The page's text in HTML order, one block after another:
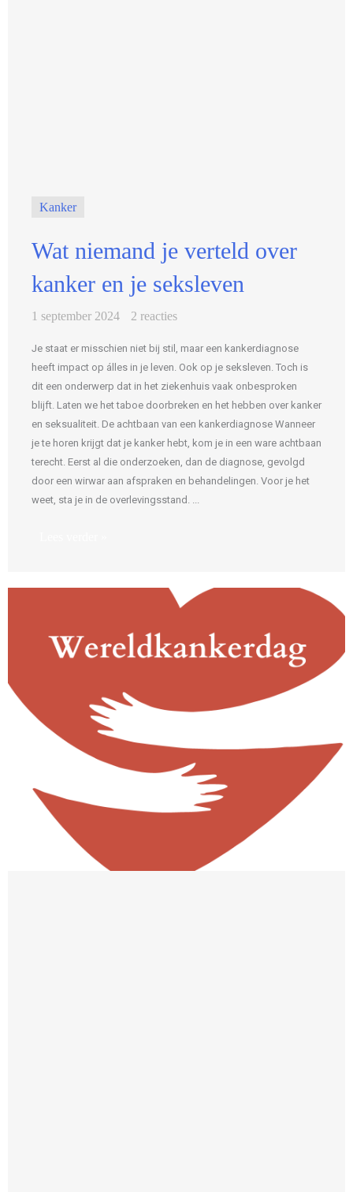
Kanker
Wat niemand je verteld over
kanker en je seksleven
1 september 2024 2 reacties
Je staat er misschien niet bij stil, maar een kankerdiagnose
heeft impact op álles in je leven. Ook op je seksleven. Toch is
dit een onderwerp dat in het ziekenhuis vaak onbesproken
blijft. Laten we het taboe doorbreken en het hebben over kanker
en seksualiteit. De achtbaan van een kankerdiagnose Wanneer
je te horen krijgt dat je kanker hebt, kom je in een ware achtbaan
terecht. Eerst al die onderzoeken, dan de diagnose, gevolgd
door een wirwar aan afspraken en behandelingen. Voor je het
weet, sta je in de overlevingsstand. ...